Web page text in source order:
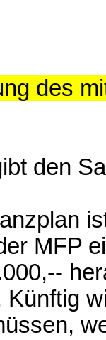
des
den
MFP
Künftig